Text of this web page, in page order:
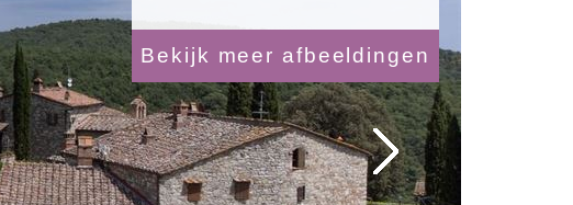
Bekijk meer afbeeldingen